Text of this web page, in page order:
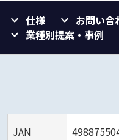
仕様 お問い合
業種別提案・事例
JAN